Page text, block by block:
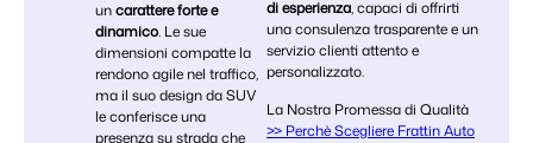
uncarattere forte e
dinamico. Le sue
dimensioni compatte la
rendono agile nel traffico,
ma il suo design da SUV
le conferisce una
presenza su strada che
di esperienza, capaci di offrirti
una consulenza trasparente e un
servizio clienti attento e
personalizzato.
La Nostra Promessa di Qualità
>> Perchè Scegliere Frattin Auto